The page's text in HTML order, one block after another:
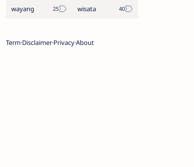
wayang wisata
TermDisclaimerPrivacyAbout